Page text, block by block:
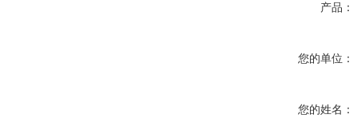
产品：
您的单位：
您的姓名：